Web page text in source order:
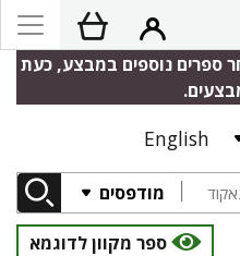
ספרים נוספים במבצע, כעת
English
מודפסים
ספר מקוון לדוגמא